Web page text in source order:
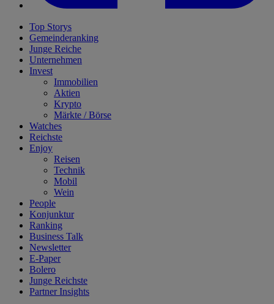
Top Storys
Gemeinderanking
Junge Reiche
Unternehmen
Invest
Immobilien
Aktien
Krypto
Märkte / Börse
Watches
Reichste
Enjoy
Reisen
Technik
Mobil
Wein
People
Konjunktur
Ranking
Business Talk
Newsletter
E-Paper
Bolero
Junge Reichste
Partner Insights